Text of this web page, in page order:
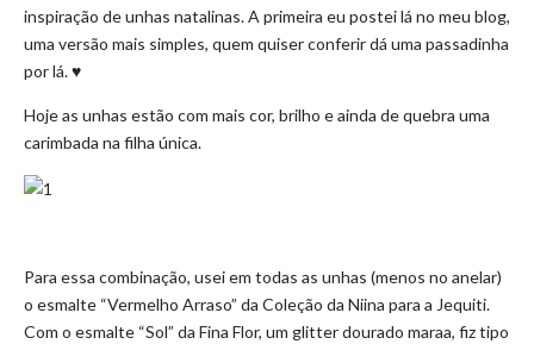
inspiração de unhas natalinas. A primeira eu postei lá no meu blog,
uma versão mais simples, quem quiser conferir dá uma passadinha
por lá. ♥
Hoje as unhas estão com mais cor, brilho e ainda de quebra uma
carimbada na filha única.
Para essa combinação, usei em todas as unhas (menos no anelar)
o esmalte “Vermelho Arraso” da Coleção da Niina para a Jequiti.
Com o esmalte “Sol” da Fina Flor, um glitter dourado maraa, fiz tipo